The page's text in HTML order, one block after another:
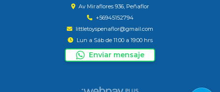
Av Miraflores 936, Peñaflor
+56945152794
littletoyspenaflor@gmail.com
Lun a Sáb de 11:00 a 19:00 hrs
Enviar mensaje